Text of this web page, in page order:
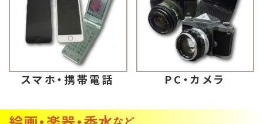
スマホ・携帯電話 PC・カメラ
など